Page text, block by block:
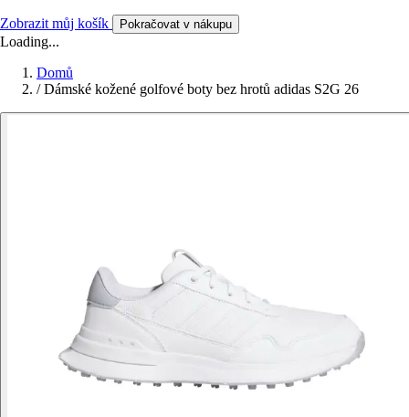
Zobrazit můj košík Pokračovat v nákupu
Loading...
Domů
/ Dámské kožené golfové boty bez hrotů adidas S2G 26